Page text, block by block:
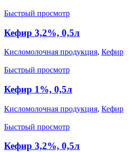
Быстрый просмотр
Кефир 3,2%, 0,5л
Кисломолочная продукция, Кефир
Быстрый просмотр
Кефир 1%, 0,5л
Кисломолочная продукция, Кефир
Быстрый просмотр
Кефир 3,2%, 0,5л